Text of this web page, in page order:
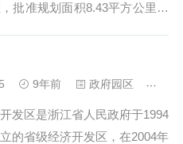
批准规划面积8.43平方公里，
形成了“一区六园”的发...
9年前 政府园区
发区是浙江省人民政府于1994
的省级经济开发区，在2004年